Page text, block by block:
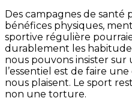
Des campagnes de
bénéfices physiques,
sportive régulière
durablement les
nous pouvons insister sur
l’essentiel est de faire
nous plaisent. Le sport
non une torture.